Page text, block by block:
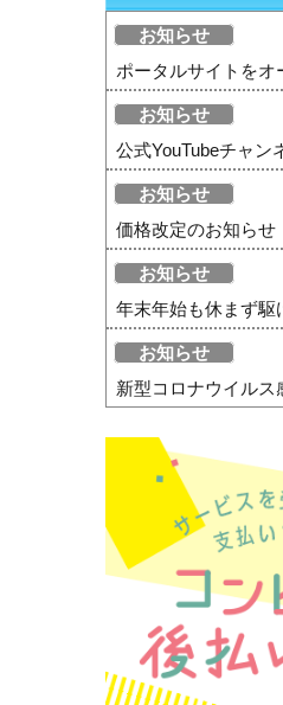
お知らせ
ポータルサイトをオ
お知らせ
公式YouTubeチャン
お知らせ
価格改定のお知らせ
お知らせ
年末年始も休まず駆
お知らせ
新型コロナウイルス